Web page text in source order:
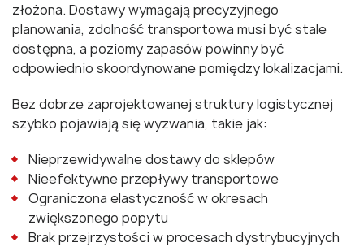
złożona. Dostawy wymagają precyzyjnego
planowania, zdolność transportowa musi być stale
dostępna, a poziomy zapasów powinny być
odpowiednio skoordynowane pomiędzy lokalizacjami.
Bez dobrze zaprojektowanej struktury logistycznej
szybko pojawiają się wyzwania, takie jak:
Nieprzewidywalne dostawy do sklepów
Nieefektywne przepływy transportowe
Ograniczona elastyczność w okresach
zwiększonego popytu
Brak przejrzystości w procesach dystrybucyjnych